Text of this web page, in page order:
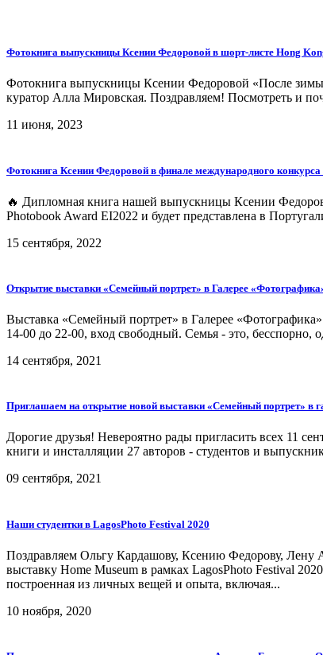
Фотокнига выпускницы Ксении Федоровой в шорт-листе Hong
Фотокнига выпускницы Ксении Федоровой «После
куратор Алла Мировская. Поздравляем! Посмотреть и
11 июня, 2023
Фотокнига Ксении Федоровой в финале международного
🔥 Дипломная книга нашей выпускницы Ксении
Photobook Award EI2022 и будет представлена в
15 сентября, 2022
Открытие выставки «Семейный портрет» в Галерее
Выставка «Семейный портрет» в Галерее
14-00 до 22-00, вход свободный. Семья - это,
14 сентября, 2021
Приглашаем на открытие новой выставки «Семейный портрет» в
Дорогие друзья! Невероятно рады пригласить всех 11
книги и инсталляции 27 авторов - студентов и
09 сентября, 2021
Наши студентки в LagosPhoto Festival 2020
Поздравляем Ольгу Кардашову, Ксению Федорову,
выставку Home Museum в рамках LagosPhoto Festival
построенная из личных вещей и опыта, включая...
10 ноября, 2020